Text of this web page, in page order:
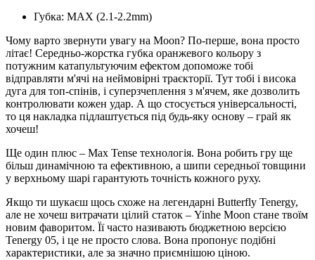
Губка: MAX (2.1-2.2mm)
Чому варто звернути увагу на Moon? По-перше, вона просто
літає! Середньо-жорстка губка оранжевого кольору з
потужним катапультуючим ефектом допоможе тобі
відправляти м'ячі на неймовірні траєкторії. Тут тобі і висока
дуга для топ-спінів, і суперзчеплення з м'ячем, яке дозволить
контролювати кожен удар. А що стосується універсальності,
то ця накладка підлаштується під будь-яку основу – грай як
хочеш!
Ще один плюс – Max Tense технологія. Вона робить гру ще
більш динамічною та ефективною, а шипи середньої товщини
у верхньому шарі гарантують точність кожного руху.
Якщо ти шукаєш щось схоже на легендарні Butterfly Tenergy,
але не хочеш витрачати цілий статок – Yinhe Moon стане твоїм
новим фаворитом. Її часто називають бюджетною версією
Tenergy 05, і це не просто слова. Вона пропонує подібні
характеристики, але за значно приємнішою ціною.